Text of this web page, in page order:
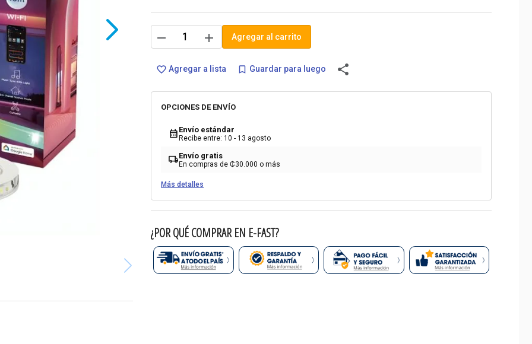
remove add Agregar al carrito
favorite_border Agregar a lista bookmark_border Guardar para luego share
OPCIONES DE ENVÍO
calendar_month Envío estándar
Recibe entre: 10 - 13 agosto
local_shippingEnvío gratis
En compras de ₡30.000 o más
Más detalles
¿POR QUÉ COMPRAR EN E-FAST?